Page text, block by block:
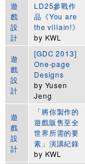
遊
戲
設
計
LD25參戰作
品《You are
the villain!》
by KWL
遊
戲
設
計
[GDC 2013]
One-page
Designs
by Yusen
Jeng
遊
戲
設
計
「將你製作的
遊戲販售至全
世界所需的要
素」演講紀錄
by KWL